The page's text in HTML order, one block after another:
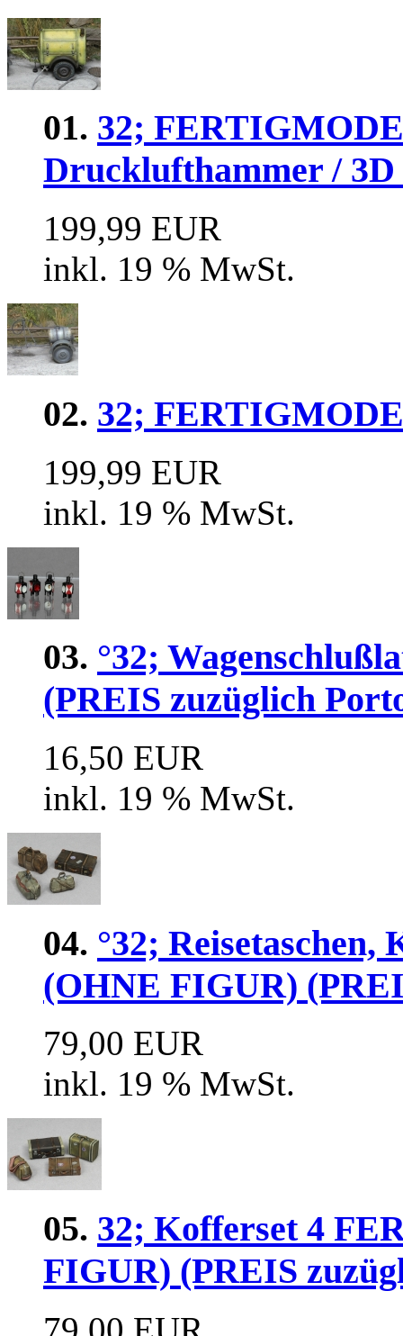
01. 32;
Drucklufthammer /
199,99 EUR
inkl. 19 % MwSt.
02. 32;
199,99 EUR
inkl. 19 % MwSt.
03. °32;
(PREIS zuzüglich
16,50 EUR
inkl. 19 % MwSt.
04. °32;
(OHNE FIGUR)
79,00 EUR
inkl. 19 % MwSt.
05. 32; Kofferset 4
FIGUR) (PREIS